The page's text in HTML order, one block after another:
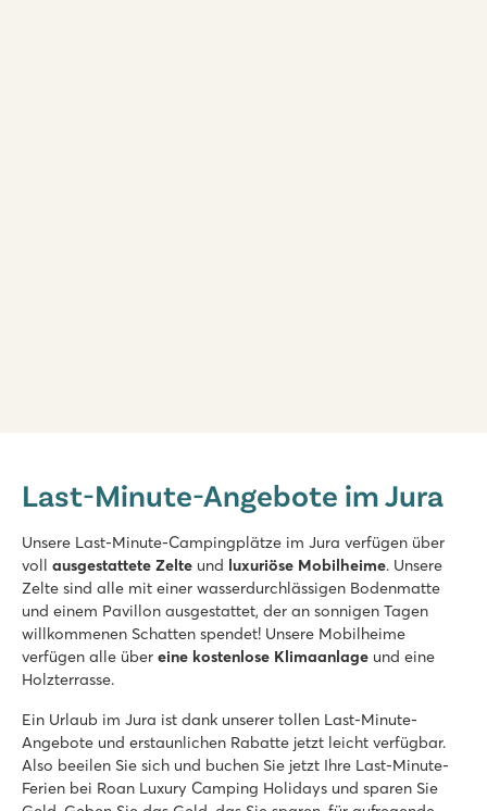
Frankreich - Mittelfrankreich - Jura - Rougemont
Poolanlage mit Rutschen und Wasserspielplatz
Unterkünfte auf großen Stellplätzen
4 Freizeitseen direkt am Camping
Last-Minute-Angebote im Jura
Unsere Last-Minute-Campingplätze im Jura verfügen über
voll ausgestattete Zelte und luxuriöse Mobilheime. Unsere
Zelte sind alle mit einer wasserdurchlässigen Bodenmatte
und einem Pavillon ausgestattet, der an sonnigen Tagen
willkommenen Schatten spendet! Unsere Mobilheime
verfügen alle über eine kostenlose Klimaanlage und eine
Holzterrasse.
Ein Urlaub im Jura ist dank unserer tollen Last-Minute-
Angebote und erstaunlichen Rabatte jetzt leicht verfügbar.
Also beeilen Sie sich und buchen Sie jetzt Ihre Last-Minute-
Ferien bei Roan Luxury Camping Holidays und sparen Sie